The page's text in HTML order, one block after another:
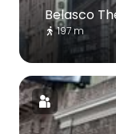
Belasco
197 m